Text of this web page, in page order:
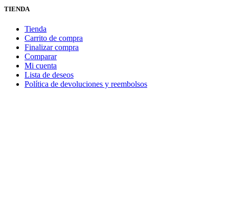
TIENDA
Tienda
Carrito de compra
Finalizar compra
Comparar
Mi cuenta
Lista de deseos
Política de devoluciones y reembolsos